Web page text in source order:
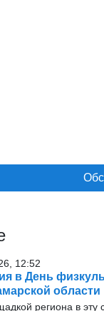
12:52
в День
области
региона в